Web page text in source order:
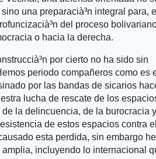
una preparacià³n integral para,
del proceso
o hacia la derecha.
por cierto no ha sido sin
periodo compañeros como es
por las bandas de sicarios
lucha de rescate de los
de la delincuencia, de la burocracia
de estos espacios contra
esta perdida, sin embargo
amplia, incluyendo lo internacional